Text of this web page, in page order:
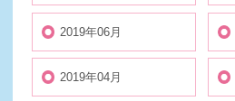
2019年06月
2019年04月